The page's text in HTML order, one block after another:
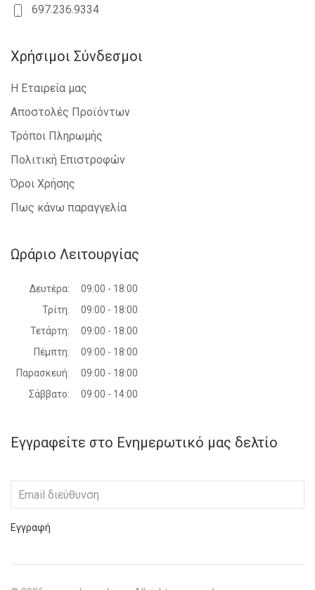
697.236.9334
Χρήσιμοι Σύνδεσμοι
Η Εταιρεία μας
Αποστολές Προϊόντων
Τρόποι Πληρωμής
Πολιτική Επιστροφών
Όροι Χρήσης
Πως κάνω παραγγελία
Ωράριο Λειτουργίας
Δευτέρα:
09:00 - 18:00
Τρίτη:
09:00 - 18:00
Τετάρτη:
09:00 - 18:00
Πέμπτη:
09:00 - 18:00
Παρασκευή:
09:00 - 18:00
Σάββατο:
09:00 - 14:00
Εγγραφείτε στο Ενημερωτικό μας δελτίο
Εγγραφή